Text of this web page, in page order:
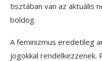
tisztában van az aktuális
boldog.
A feminizmus eredetileg
jogokkal rendelkezzenek.